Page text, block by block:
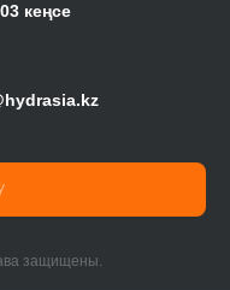
кеңсе
защищены.